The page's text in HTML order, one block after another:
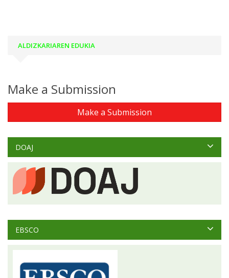
ALDIZKARIAREN EDUKIA
Make a Submission
Make a Submission
DOAJ
EBSCO